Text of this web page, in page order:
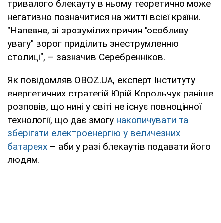
тривалого блекауту в ньому теоретично може
негативно позначитися на житті всієї країни.
"Напевне, зі зрозумілих причин "особливу
увагу" ворог приділить знеструмленню
столиці", – зазначив Серебренніков.
Як повідомляв OBOZ.UA, експерт Інституту
енергетичних стратегій Юрій Корольчук раніше
розповів, що нині у світі не існує повноцінної
технології, що дає змогу накопичувати та
зберігати електроенергію у величезних
батареях – аби у разі блекаутів подавати його
людям.